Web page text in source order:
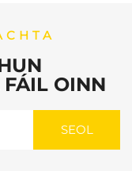
OINN